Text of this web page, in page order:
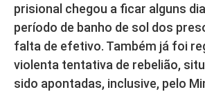
prisional chegou a ficar alguns
período de banho de sol dos
falta de efetivo. Também já foi
violenta tentativa de rebelião,
sido apontadas, inclusive, pelo